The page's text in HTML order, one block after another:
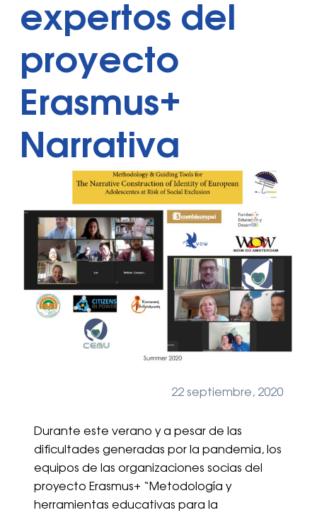
expertos del
proyecto
Erasmus+
Narrativa
22 septiembre, 2020
Durante este verano y a pesar de las
dificultades generadas por la pandemia, los
equipos de las organizaciones socias del
proyecto Erasmus+ “Metodología y
herramientas educativas para la